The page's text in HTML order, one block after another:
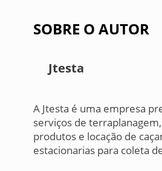
SOBRE O AUTOR
Jtesta
A Jtesta é uma empresa
serviços de
produtos e locação de
estacionarias para coleta